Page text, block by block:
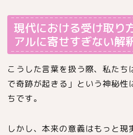
現代における受け取り
アルに寄せすぎない解
こうした言葉を扱う際、私たち
で奇跡が起きる」という神秘性
ちです。
しかし、本来の意義はもっと現